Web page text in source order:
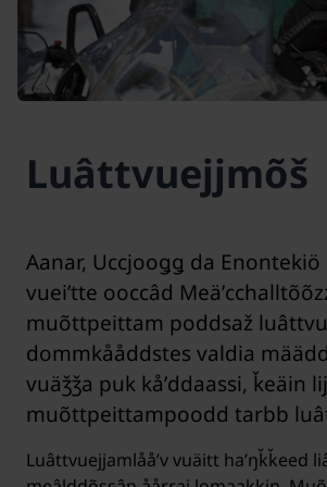
Luâttvuejjmõš
Aanar, Uccjooǥǥ da Enontekiö
vueiʹtte ooccâd
muõttpeittam poddsaž
dommkååddstes valdia
vuäǯǯa puk kåʹddaassi, ǩeäin lij
muõttpeittampoodd tarbb
Luâttvuejjamlååʹv vuäitt haʹŋǩǩeed